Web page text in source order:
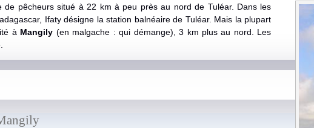
pêcheurs situé à 22 km à peu près au nord de Tuléar. Dans les
Ifaty désigne la station balnéaire de Tuléar. Mais la plupart
à Mangily (en malgache : qui démange), 3 km plus au nord. Les